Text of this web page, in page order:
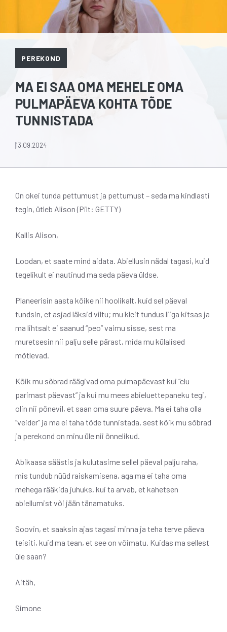
PEREKOND
MA EI SAA OMA MEHELE OMA
PULMAPÄEVA KOHTA TÕDE
TUNNISTADA
13.09.2024
On okei tunda pettumust ja pettumust – seda ma kindlasti
tegin, ütleb Alison (Pilt: GETTY)
Kallis Alison,
Loodan, et saate mind aidata. Abiellusin nädal tagasi, kuid
tegelikult ei nautinud ma seda päeva üldse.
Planeerisin aasta kõike nii hoolikalt, kuid sel päeval
tundsin, et asjad läksid viltu; mu kleit tundus liiga kitsas ja
ma lihtsalt ei saanud “peo” vaimu sisse, sest ma
muretsesin nii palju selle pärast, mida mu külalised
mõtlevad.
Kõik mu sõbrad räägivad oma pulmapäevast kui “elu
parimast päevast” ja kui mu mees abieluettepaneku tegi,
olin nii põnevil, et saan oma suure päeva. Ma ei taha olla
“veider” ja ma ei taha tõde tunnistada, sest kõik mu sõbrad
ja perekond on minu üle nii õnnelikud.
Abikaasa säästis ja kulutasime sellel päeval palju raha,
mis tundub nüüd raiskamisena, aga ma ei taha oma
mehega rääkida juhuks, kui ta arvab, et kahetsen
abiellumist või jään tänamatuks.
Soovin, et saaksin ajas tagasi minna ja teha terve päeva
teisiti, kuid ma tean, et see on võimatu. Kuidas ma sellest
üle saan?
Aitäh,
Simone